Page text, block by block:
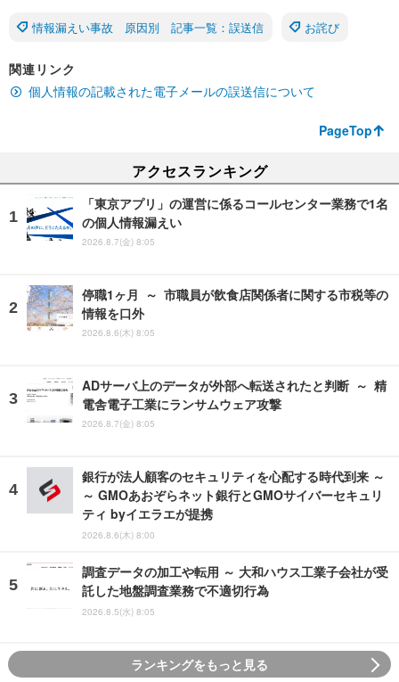
情報漏えい事故 原因別 記事一覧：誤送信 お詫び
関連リンク
個人情報の記載された電子メールの誤送信について
PageTop
アクセスランキング
「東京アプリ」の運営に係るコールセンター業務で1名
の個人情報漏えい
2026.8.7(金) 8:05
停職1ヶ月 ～ 市職員が飲食店関係者に関する市税等の
情報を口外
2026.8.6(木) 8:05
ADサーバ上のデータが外部へ転送されたと判断 ～ 精
電舎電子工業にランサムウェア攻撃
2026.8.7(金) 8:05
銀行が法人顧客のセキュリティを心配する時代到来 ～
～ GMOあおぞらネット銀行とGMOサイバーセキュリ
ティ byイエラエが提携
2026.8.6(木) 8:00
調査データの加工や転用 ～ 大和ハウス工業子会社が受
託した地盤調査業務で不適切行為
2026.8.5(水) 8:05
ランキングをもっと見る